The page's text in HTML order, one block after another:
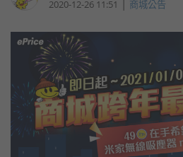
2020-12-26 11:51 | 商城公告